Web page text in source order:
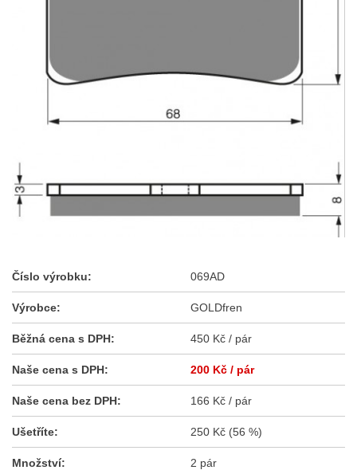
Číslo výrobku: 069AD
Výrobce: GOLDfren
Běžná cena s DPH: 450 Kč / pár
Naše cena s DPH: 200 Kč / pár
Naše cena bez DPH: 166 Kč / pár
Ušetříte: 250 Kč (56 %)
Množství: 2 pár